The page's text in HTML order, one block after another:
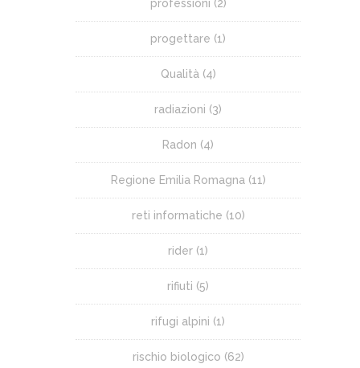
professioni (2)
progettare (1)
Qualità (4)
radiazioni (3)
Radon (4)
Regione Emilia Romagna (11)
reti informatiche (10)
rider (1)
rifiuti (5)
rifugi alpini (1)
rischio biologico (62)